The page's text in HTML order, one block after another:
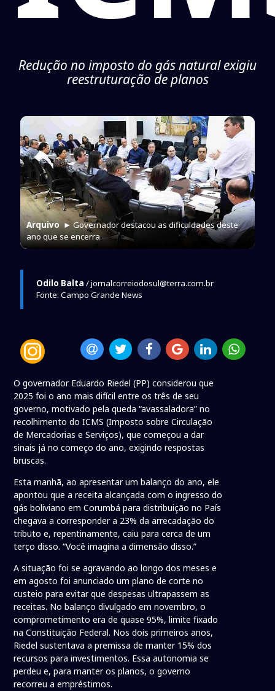
Redução no imposto do gás natural exigiu
reestruturação de planos
Arquivo► Governador destacou as dificuldades deste
ano que se encerra
Odilo Balta / jornalcorreiodosul@terra.com.br
Fonte: Campo Grande News
O governador Eduardo Riedel (PP) considerou que
2025 foi o ano mais difícil entre os três de seu
governo, motivado pela queda “avassaladora” no
recolhimento do ICMS (Imposto sobre Circulação
de Mercadorias e Serviços), que começou a dar
sinais já no começo do ano, exigindo respostas
bruscas.
Esta manhã, ao apresentar um balanço do ano, ele
apontou que a receita alcançada com o ingresso do
gás boliviano em Corumbá para distribuição no País
chegava a corresponder a 23% da arrecadação do
tributo e, repentinamente, caiu para cerca de um
terço disso. “Você imagina a dimensão disso.”
A situação foi se agravando ao longo dos meses e
em agosto foi anunciado um plano de corte no
custeio para evitar que despesas ultrapassem as
receitas. No balanço divulgado em novembro, o
comprometimento era de quase 95%, limite fixado
na Constituição Federal. Nos dois primeiros anos,
Riedel sustentava a premissa de manter 15% dos
recursos para investimentos. Essa autonomia se
perdeu e, para manter os planos, o governo
recorreu a empréstimos.